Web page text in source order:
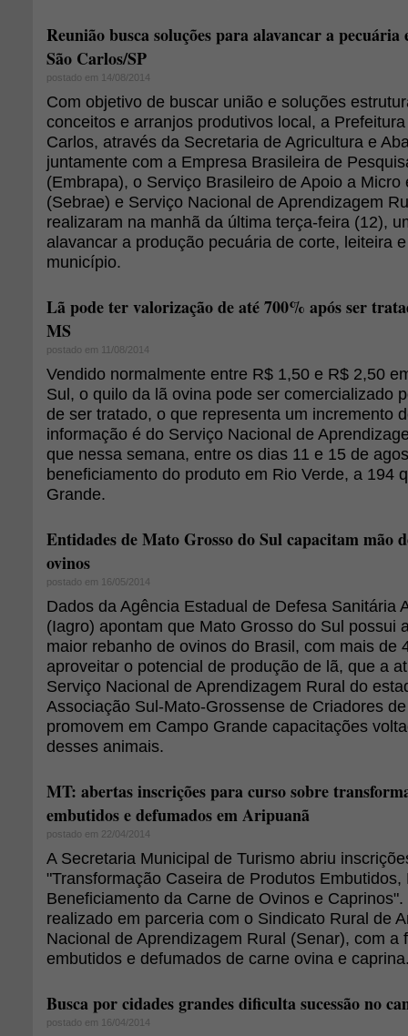
Reunião busca soluções para alavancar a
São Carlos/SP
postado em 14/08/2014
Com objetivo de buscar união e soluções
conceitos e arranjos produtivos local, a
Carlos, através da Secretaria de Agricultura e
juntamente com a Empresa Brasileira de
(Embrapa), o Serviço Brasileiro de Apoio a Micro
(Sebrae) e Serviço Nacional de Aprendizagem
realizaram na manhã da última terça-feira (12),
alavancar a produção pecuária de corte, leiteira
município.
Lã pode ter valorização de até 700% após ser
MS
postado em 11/08/2014
Vendido normalmente entre R$ 1,50 e R$ 2,50
Sul, o quilo da lã ovina pode ser comercializado
de ser tratado, o que representa um incremento
informação é do Serviço Nacional de
que nessa semana, entre os dias 11 e 15 de
beneficiamento do produto em Rio Verde, a 194
Grande.
Entidades de Mato Grosso do Sul capacitam mão
ovinos
postado em 16/05/2014
Dados da Agência Estadual de Defesa Sanitária
(Iagro) apontam que Mato Grosso do Sul possui
maior rebanho de ovinos do Brasil, com mais de
aproveitar o potencial de produção de lã, que a
Serviço Nacional de Aprendizagem Rural do
Associação Sul-Mato-Grossense de Criadores
promovem em Campo Grande capacitações
desses animais.
MT: abertas inscrições para curso sobre
embutidos e defumados em Aripuanã
postado em 22/04/2014
A Secretaria Municipal de Turismo abriu
"Transformação Caseira de Produtos Embutidos,
Beneficiamento da Carne de Ovinos e
realizado em parceria com o Sindicato Rural de
Nacional de Aprendizagem Rural (Senar), com a
embutidos e defumados de carne ovina e
Busca por cidades grandes dificulta sucessão no
postado em 16/04/2014